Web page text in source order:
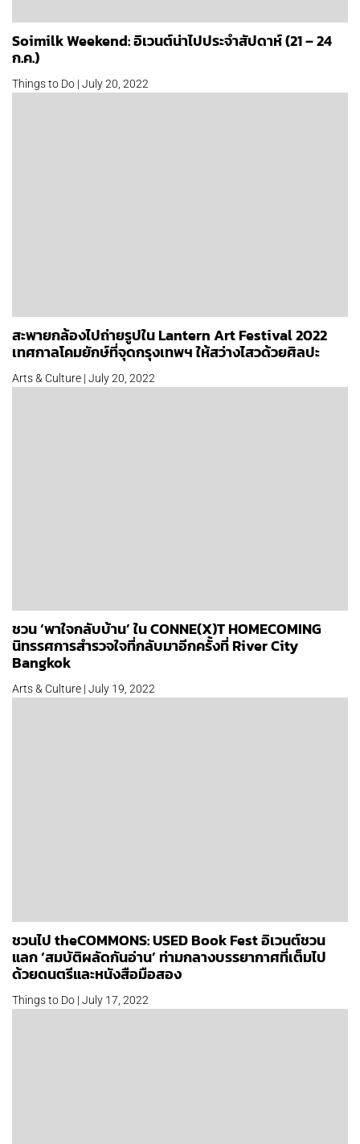
Soimilk Weekend: อิเวนต์น่าไปประจำสัปดาห์ (21 – 24
ก.ค.)
Things to Do | July 20, 2022
สะพายกล้องไปถ่ายรูปใน Lantern Art Festival 2022
เทศกาลโคมยักษ์ที่จุดกรุงเทพฯ ให้สว่างไสวด้วยศิลปะ
Arts & Culture | July 20, 2022
ชวน ‘พาใจกลับบ้าน’ ใน CONNE(X)T HOMECOMING
นิทรรศการสำรวจใจที่กลับมาอีกครั้งที่ River City
Bangkok
Arts & Culture | July 19, 2022
ชวนไป theCOMMONS: USED Book Fest อิเวนต์ชวน
แลก ‘สมบัติผลัดกันอ่าน’ ท่ามกลางบรรยากาศที่เต็มไป
ด้วยดนตรีและหนังสือมือสอง
Things to Do | July 17, 2022